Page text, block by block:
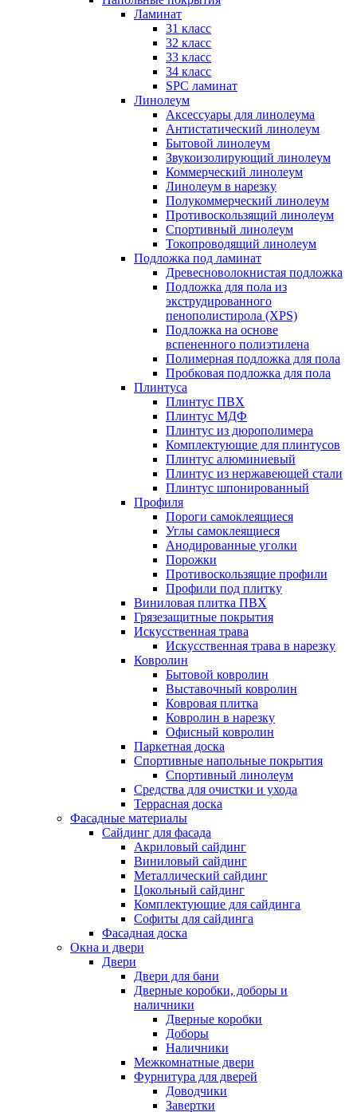
Ламинат
31 класс
32 класс
33 класс
34 класс
SPC ламинат
Линолеум
Аксессуары для линолеума
Антистатический линолеум
Бытовой линолеум
Звукоизолирующий линолеум
Коммерческий линолеум
Линолеум в нарезку
Полукоммерческий линолеум
Противоскользящий линолеум
Спортивный линолеум
Токопроводящий линолеум
Подложка под ламинат
Древесноволокнистая подложка
Подложка для пола из
экструдированного
пенополистирола (XPS)
Подложка на основе
вспененного полиэтилена
Полимерная подложка для пола
Пробковая подложка для пола
Плинтуса
Плинтус ПВХ
Плинтус МДФ
Плинтус из дюрополимера
Комплектующие для плинтусов
Плинтус алюминиевый
Плинтус из нержавеющей стали
Плинтус шпонированный
Профиля
Пороги самоклеящиеся
Углы самоклеящиеся
Анодированные уголки
Порожки
Противоскользящие профили
Профили под плитку
Виниловая плитка ПВХ
Грязезащитные покрытия
Искусственная трава
Искусственная трава в нарезку
Ковролин
Бытовой ковролин
Выставочный ковролин
Ковровая плитка
Ковролин в нарезку
Офисный ковролин
Паркетная доска
Спортивные напольные покрытия
Спортивный линолеум
Средства для очистки и ухода
Террасная доска
Фасадные материалы
Сайдинг для фасада
Акриловый сайдинг
Виниловый сайдинг
Металлический сайдинг
Цокольный сайдинг
Комплектующие для сайдинга
Софиты для сайдинга
Фасадная доска
Окна и двери
Двери
Двери для бани
Дверные коробки, доборы и
наличники
Дверные коробки
Доборы
Наличники
Межкомнатные двери
Фурнитура для дверей
Доводчики
Завертки